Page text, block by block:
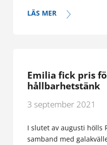
LÄS MER
Emilia fick pris
hållbarhetstänk
3 september 2021
I slutet av augusti hölls
samband med